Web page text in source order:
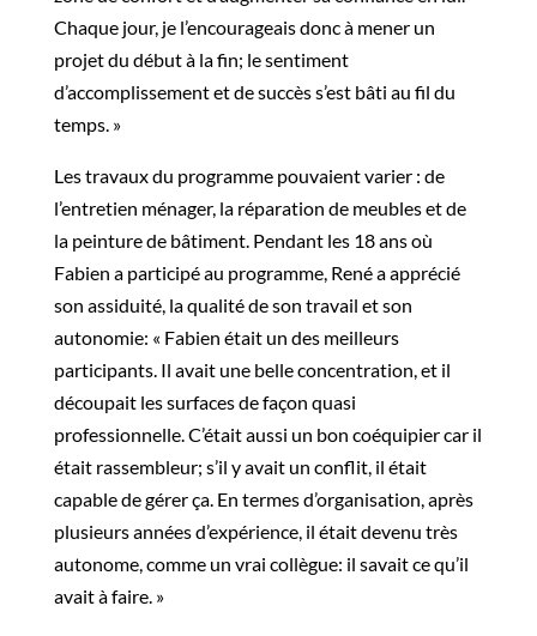
Chaque jour, je l’encourageais doncà mener un
projet du début à la fin; le sentiment
d’accomplissement et de succès s’est bâti au fil du
temps. »
Les travaux du programme pouvaient varier: de
l’entretien ménager, la réparation de meubleset de
la peinture de bâtiment. Pendant les 18 ans où
Fabien a participé au programme, René a apprécié
son assiduité, la qualité de son travail et son
autonomie: « Fabien était un des meilleurs
participants. Il avait une belle concentration, et il
découpait les surfaces de façon quasi
professionnelle. C’était aussi un bon coéquipier car il
était rassembleur; s’il y avait un conflit, il était
capable de gérer ça.En termes d’organisation, après
plusieurs années d’expérience, il était devenu très
autonome, comme un vrai collègue: il savait ce qu’il
avait à faire. »